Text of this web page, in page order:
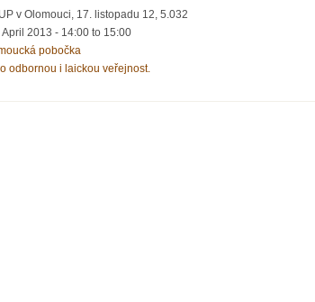
v Olomouci, 17. listopadu 12, 5.032
April 2013 - 14:00 to 15:00
pobočka
odbornou i laickou veřejnost.